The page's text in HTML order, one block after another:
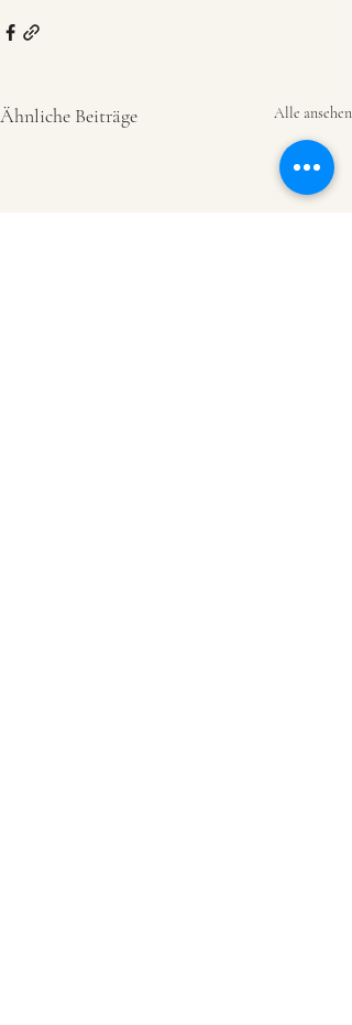
Ähnliche Beiträge Alle ansehen